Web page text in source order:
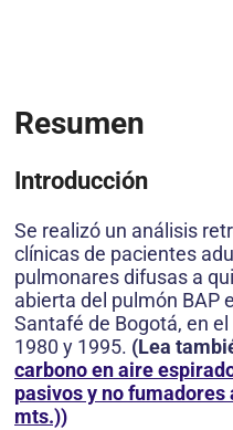
Resumen
Introducción
Se realizó un análisis
clínicas de pacientes
pulmonares difusas a
abierta del pulmón BAP
Santafé de Bogotá, en
1980 y 1995. (Lea
carbono en aire
pasivos y no fumadores
mts.))